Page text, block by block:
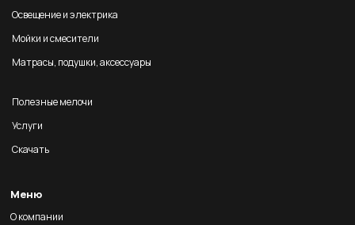
Освещение и электрика
Мойки и смесители
Матрасы, подушки, аксессуары
Полезные мелочи
Услуги
Скачать
Меню
О компании